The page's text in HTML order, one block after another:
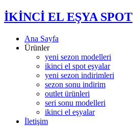
İKİNCİ EL EŞYA SPOT
Ana Sayfa
Ürünler
yeni sezon modelleri
ikinci el spot eşyalar
yeni sezon indirimleri
sezon sonu indirim
outlet ürünleri
seri sonu modelleri
ikinci el eşyalar
İletişim